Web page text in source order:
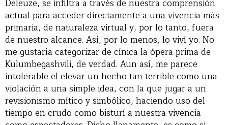
Deleuze, se infiltra a través de nuestra comprensión
actual para acceder directamente a una vivencia más
primaria, de naturaleza virtual y, por lo tanto, fuera
de nuestro alcance. Así, por lo menos, lo viví yo. No
me gustaría categorizar de cínica la ópera prima de
Kulumbegashvili, de verdad. Aun así, me parece
intolerable el elevar un hecho tan terrible como una
violación a una simple idea, con la que jugar a un
revisionismo mítico y simbólico, haciendo uso del
tiempo en crudo como bisturí a nuestra vivencia